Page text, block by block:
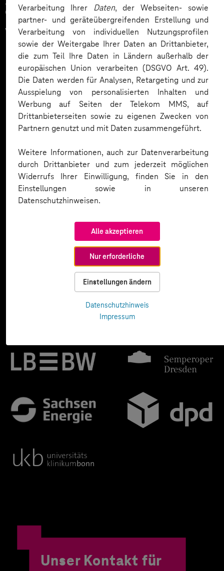
Verarbeitung Ihrer Daten, der Webseiten- sowie
partner- und geräteübergreifenden Erstellung und
Verarbeitung von individuellen Nutzungsprofilen
sowie der Weitergabe Ihrer Daten an Drittanbieter,
die zum Teil Ihre Daten in Ländern außerhalb der
europäischen Union verarbeiten (DSGVO Art. 49).
Die Daten werden für Analysen, Retargeting und zur
Ausspielung von personalisierten Inhalten und
Werbung auf Seiten der Telekom MMS, auf
Drittanbieterseiten sowie zu eigenen Zwecken von
Partnern genutzt und mit Daten zusammengeführt.
Weitere Informationen, auch zur Datenverarbeitung
durch Drittanbieter und zum jederzeit möglichen
Widerrufs Ihrer Einwilligung, finden Sie in den
Einstellungen sowie in unseren
Datenschutzhinweisen.
Alle akzeptieren
Nur erforderliche
Einstellungen ändern
Datenschutzhinweis
Impressum
Zahlreiche Unternehmen
vertrauen auf unsere
Expertise. Hier eine Auswahl:
Unser Kontakt für